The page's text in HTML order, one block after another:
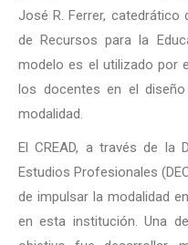
José R. Ferrer, catedrático
de Recursos para la
modelo es el utilizado por
los docentes en el
modalidad.
El CREAD, a través de la
Estudios Profesionales
de impulsar la modalidad
en esta institución. Una